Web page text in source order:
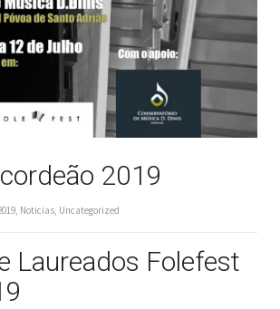
2019
, Noticias, Uncategorized
Laureados Folefest